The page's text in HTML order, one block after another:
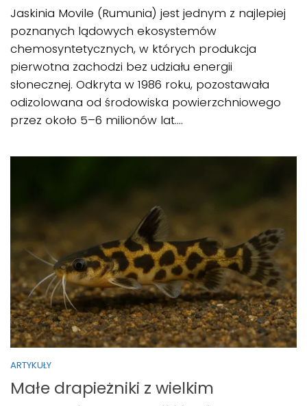
Jaskinia Movile (Rumunia) jest jednym z najlepiej
poznanych lądowych ekosystemów
chemosyntetycznych, w których produkcja
pierwotna zachodzi bez udziału energii
słonecznej. Odkryta w 1986 roku, pozostawała
odizolowana od środowiska powierzchniowego
przez około 5–6 milionów lat....
ARTYKUŁY
Małe drapieżniki z wielkim